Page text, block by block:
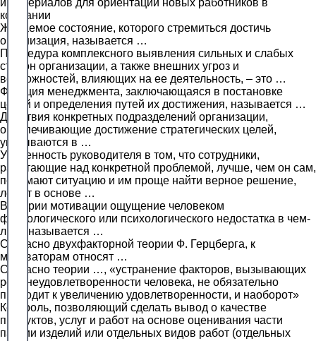
компании
Желаемое состояние, которого стремиться достичь
организация, называется …
Процедура комплексного выявления сильных и слабых
сторон организации, а также внешних угроз и
возможностей, влияющих на ее деятельность, – это …
Функция менеджмента, заключающаяся в постановке
целей и определения путей их достижения, называется …
Действия конкретных подразделений организации,
обеспечивающие достижение стратегических целей,
указываются в …
Уверенность руководителя в том, что сотрудники,
работающие над конкретной проблемой, лучше, чем он сам,
понимают ситуацию и им проще найти верное решение,
лежит в основе …
В теории мотивации ощущение человеком
физиологического или психологического недостатка в чем-
либо называется …
Согласно двухфакторной теории Ф. Герцберга, к
мотиваторам относят …
Согласно теории …, «устранение факторов, вызывающих
рост неудовлетворенности человека, не обязательно
приводит к увеличению удовлетворенности, и наоборот»
Контроль, позволяющий сделать вывод о качестве
продуктов, услуг и работ на основе оценивания части
партии изделий или отдельных видов работ (отдельных